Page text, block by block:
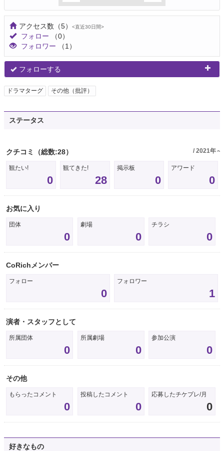
アクセス数 （5） <直近30日間>
フォロー
（0）
フォロワー
（1）
フォローする
ドラマターグ その他（批評）
ステータス
クチコミ （総数:28） / 2021年～
観たい!
0
観てきた!
28
掲示板
0
アワード
0
お気に入り
団体
0
劇場
0
チラシ
0
CoRichメンバー
フォロー
0
フォロワー
1
演者・スタッフとして
所属団体
0
所属劇場
0
参加公演
0
その他
もらったコメント
0
投稿したコメント
0
応募したチケプレ/月
0
好きなもの